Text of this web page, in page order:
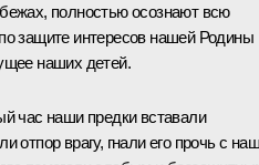
полностью осознают всю
защите интересов нашей Родины
наших детей.
час наши предки вставали
отпор врагу, гнали его прочь с